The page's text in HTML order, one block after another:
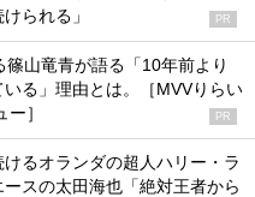
られる」
PR
山竜青が語る「10年前より
る」理由とは。［MVVりらい
］
PR
るオランダの超人ハリー・ラ
スの太田海也「絶対王者から